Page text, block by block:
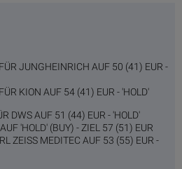
JUNGHEINRICH AUF 50 (41) EUR -
KION AUF 54 (41) EUR - 'HOLD'
DWS AUF 51 (44) EUR - 'HOLD'
'HOLD' (BUY) - ZIEL 57 (51) EUR
ZEISS MEDITEC AUF 53 (55) EUR -